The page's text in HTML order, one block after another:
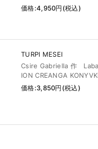
価格:4,950円(税込)
TURPI MESEI
Csire Gabriella 作
ION CREANGA
価格:3,850円(税込)